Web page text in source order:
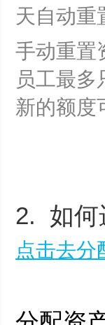
天自动重
手动重置
员工最
新的额度
2. 如何
点击去分